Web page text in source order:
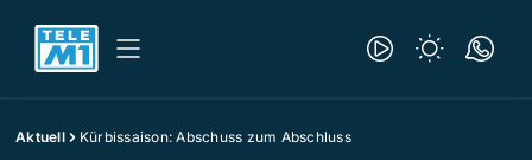
Aktuell Kürbissaison: Abschuss zum Abschluss